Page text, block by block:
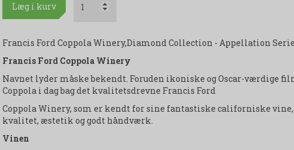
Læg i kurv
Francis Ford Coppola Winery,Diamond Collection - Appellation
Francis Ford Coppola Winery
Navnet lyder måske bekendt. Foruden ikoniske og Oscar-værdige
Coppola i dag bag det kvalitetsdrevne Francis Ford
Coppola Winery, som er kendt for sine fantastiske californiske
kvalitet, æstetik og godt håndværk.
Vinen